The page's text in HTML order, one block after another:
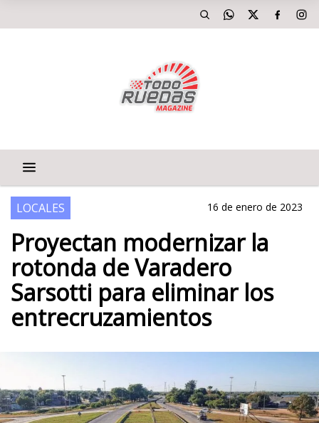
LOCALES 16 de enero de 2023
Proyectan modernizar la
rotonda de Varadero
Sarsotti para eliminar los
entrecruzamientos